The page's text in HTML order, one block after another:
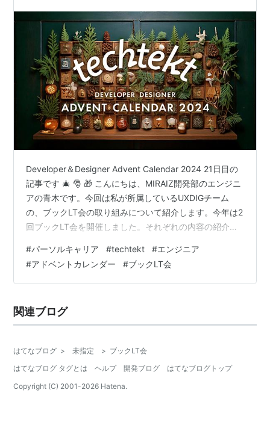
Developer＆Designer Advent Calendar 2024 21日目の
記事です 🎄 🎅 🎁 こんにちは、MIRAIZ開発部のエンジニ
アの青木です。今回は私が所属しているUXDIGチーム
の、ブックLT会の取り組みについて紹介します。今年は2
回ブックLT会を開催しました。それぞれの内容の紹介
したいと思います。 UXDIGについてはこちらの記事を参
照ください。 techtekt.persol-career.co.jp ブックLT会に
ついて ブックLT会とは UXDIGのメンバーで同じ本を読
#パーソルキャリア #techtekt #エンジニア
#アドベントカレンダー #ブックLT会
関連ブログ
はてなブログ > 未指定 > ブックLT会
はてなブログ タグとは
ヘルプ 開発ブログ
はてなブログトップ
Copyright (C) 2001-2026 Hatena.